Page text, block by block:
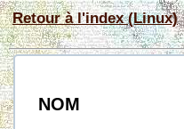
Retour à l'index (Linux)
NOM